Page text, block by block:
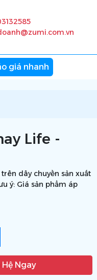
giá nhanh
Life -
dây chuyền sản xuất
ý: Giá sản phẩm áp
Hệ Ngay